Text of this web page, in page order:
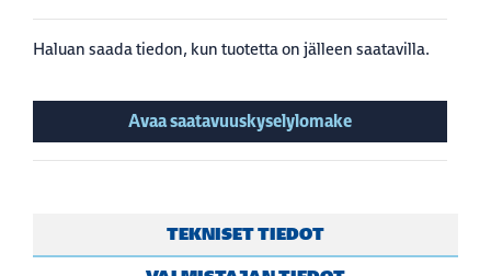
Haluan saada tiedon, kun tuotetta on jälleen saatavilla.
Avaa saatavuuskyselylomake
TEKNISET TIEDOT